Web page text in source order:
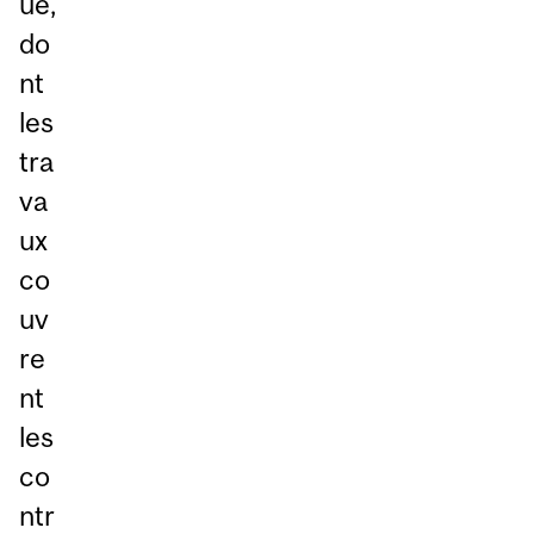
do
nt
les
tra
va
ux
co
uv
re
nt
les
co
ntr